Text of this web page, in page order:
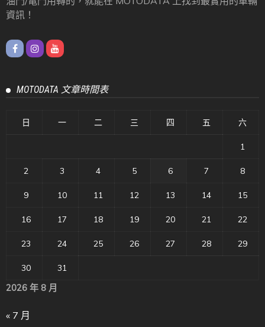
資訊！
MOTODATA 文章時間表
2026 年 8 月
日 一 二 三 四 五 六
1
2 3 4 5 6 7 8
9 10 11 12 13 14 15
16 17 18 19 20 21 22
23 24 25 26 27 28 29
30 31
« 7 月